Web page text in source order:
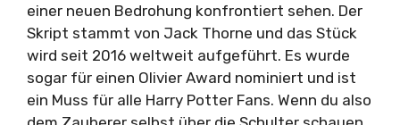
einer neuen Bedrohung konfrontiert sehen. Der
Skript stammt von Jack Thorne und das Stück
wird seit 2016 weltweit aufgeführt. Es wurde
sogar für einen Olivier Award nominiert und ist
ein Muss für alle Harry Potter Fans. Wenn du also